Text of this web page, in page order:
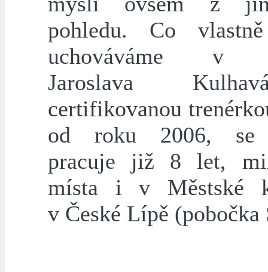
pohledu. Co
uchováváme v
Jaroslava
certifikovanou
od roku 2006, se
pracuje již 8 let,
místa i v Městské
v České Lípě (pobočka